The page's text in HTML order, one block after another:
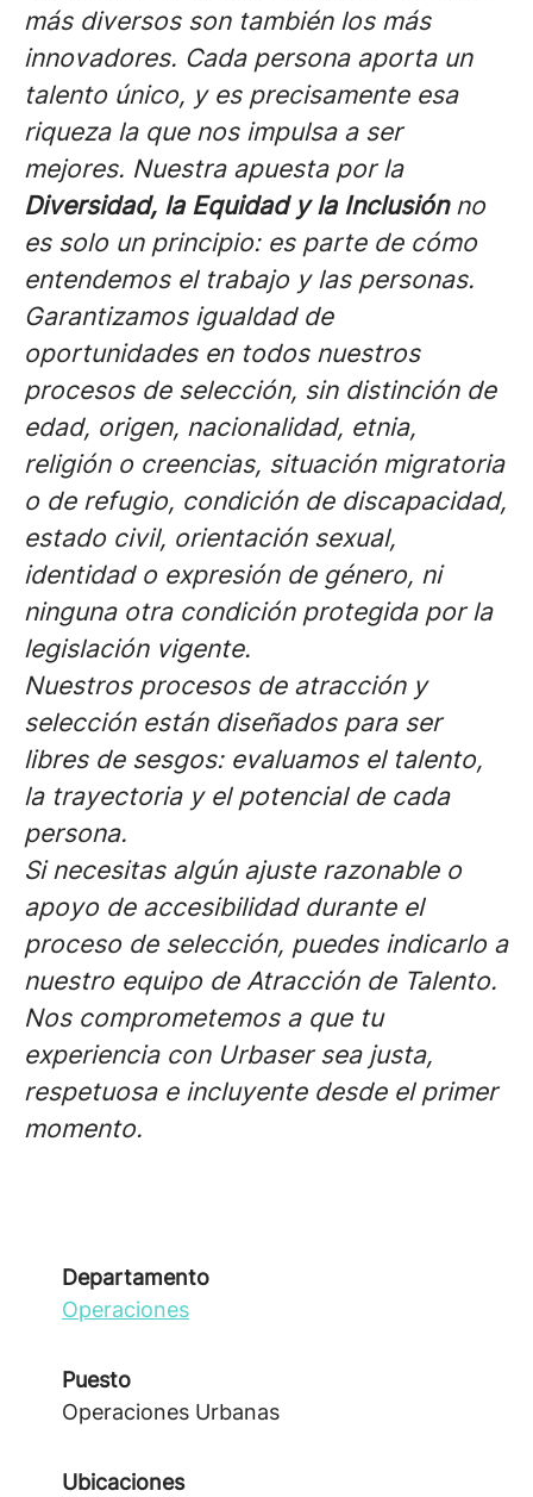
más diversos son también los más
innovadores. Cada persona aporta un
talento único, y es precisamente esa
riqueza la que nos impulsa a ser
mejores. Nuestra apuesta por la
Diversidad, la Equidad y la Inclusiónno
es solo un principio: es parte de cómo
entendemos el trabajo y las personas.
Garantizamos igualdad de
oportunidades en todos nuestros
procesos de selección, sin distinción de
edad, origen, nacionalidad, etnia,
religión o creencias, situación migratoria
o de refugio, condición de discapacidad,
estado civil, orientación sexual,
identidad o expresión de género, ni
ninguna otra condición protegida por la
legislación vigente.
Nuestros procesos de atracción y
selección están diseñados para ser
libres de sesgos: evaluamos el talento,
la trayectoria y el potencial de cada
persona.
Si necesitas algún ajuste razonable o
apoyo de accesibilidad durante el
proceso de selección, puedes indicarlo a
nuestro equipo de Atracción de Talento.
Nos comprometemos a que tu
experiencia con Urbaser sea justa,
respetuosa e incluyente desde el primer
momento.
Departamento
Operaciones
Puesto
Operaciones Urbanas
Ubicaciones